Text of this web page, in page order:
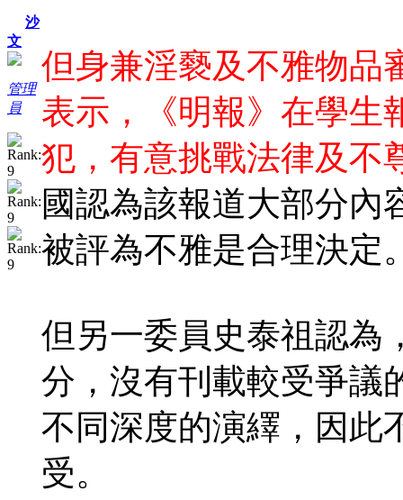
沙
文
管理
員
但身兼淫褻及不雅物品
表示，《明報》在學生
犯，有意挑戰法律及不
國認為該報道大部分內
被評為不雅是合理決定
但另一委員史泰祖認為
分，沒有刊載較受爭議
不同深度的演繹，因此
受。